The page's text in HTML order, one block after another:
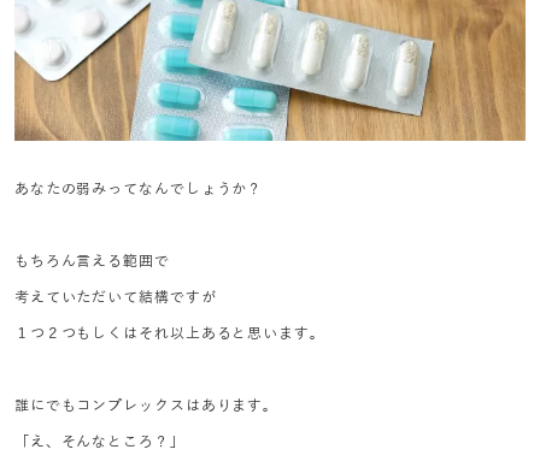
あなたの弱みってなんでしょうか？
もちろん言える範囲で
考えていただいて結構ですが
１つ２つもしくはそれ以上あると思います。
誰にでもコンプレックスはあります。
「え、そんなところ？」